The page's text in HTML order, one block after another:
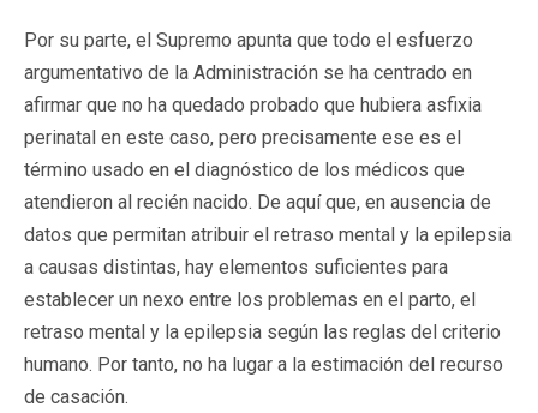
Por su parte, el Supremo apunta que todo el esfuerzo
argumentativo de la Administración se ha centrado en
afirmar que no ha quedado probado que hubiera asfixia
perinatal en este caso, pero precisamente ese es el
término usado en el diagnóstico de los médicos que
atendieron al recién nacido. De aquí que, en ausencia de
datos que permitan atribuir el retraso mental y la epilepsia
a causas distintas, hay elementos suficientes para
establecer un nexo entre los problemas en el parto, el
retraso mental y la epilepsia según las reglas del criterio
humano. Por tanto, no ha lugar a la estimación del recurso
de casación.